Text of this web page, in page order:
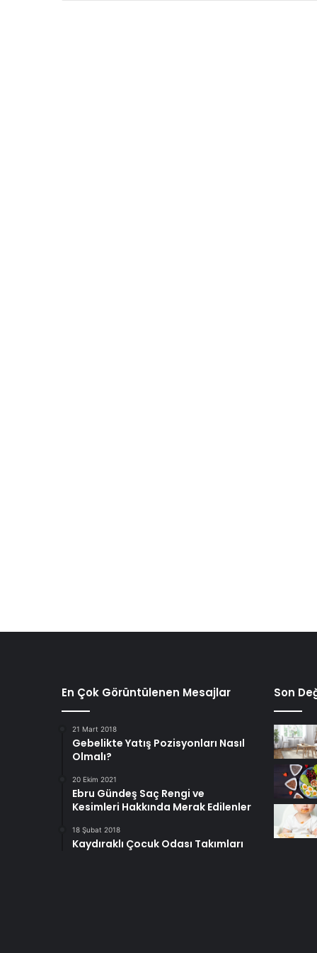
En Çok Görüntülenen Mesajlar
21 Mart 2018
Gebelikte Yatış Pozisyonları Nasıl
Olmalı?
20 Ekim 2021
Ebru Gündeş Saç Rengi ve
Kesimleri Hakkında Merak Edilenler
18 Şubat 2018
Kaydıraklı Çocuk Odası Takımları
Son